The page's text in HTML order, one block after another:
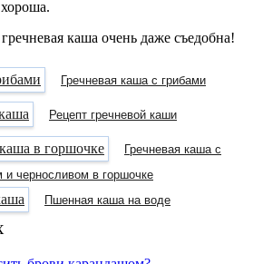
каша очень даже съедобна!
Гречневая каша с грибами
Рецепт гречневой каши
Гречневая каша с
черносливом в горшочке
Пшенная каша на воде